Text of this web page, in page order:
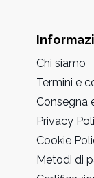
Chi siamo
Termini e
Consegna
Privacy
Cookie
Metodi di